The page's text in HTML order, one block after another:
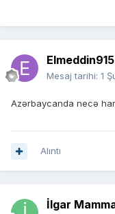
Elmeddin915
Mesaj tarihi: 1
Azərbaycanda necə
Alıntı
İlgar